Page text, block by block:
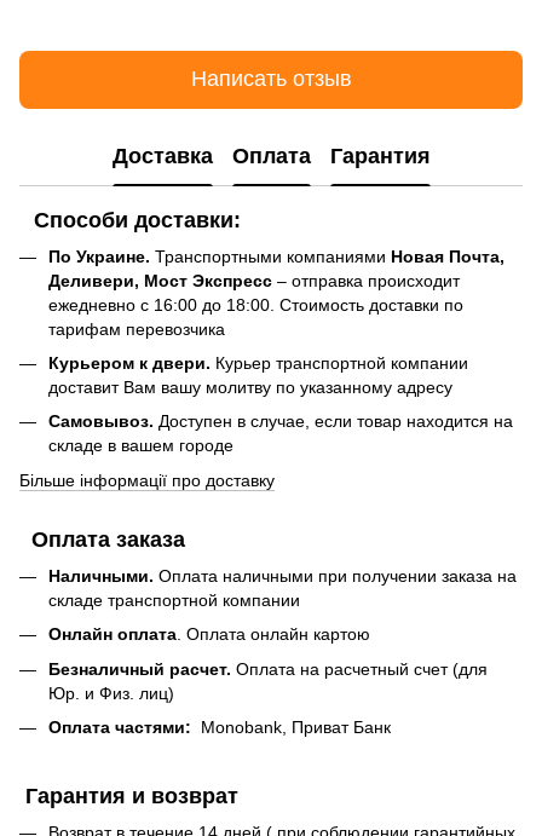
Написать отзыв
Доставка Оплата Гарантия
Способи доставки:
По Украине. Транспортными компаниями Новая Почта,
Деливери, Мост Экспресс – отправка происходит
ежедневно с 16:00 до 18:00. Стоимость доставки по
тарифам перевозчика
Курьером к двери. Курьер транспортной компании
доставит Вам вашу молитву по указанному адресу
Самовывоз. Доступен в случае, если товар находится на
складе в вашем городе
Більше інформації про доставку
Оплата заказа
Наличными. Оплата наличными при получении заказа на
складе транспортной компании
Онлайн оплата . Оплата онлайн картою
Безналичный расчет. Оплата на расчетный счет (для
Юр. и Физ. лиц)
Оплата частями: Monobank, Приват Банк
Гарантия и возврат